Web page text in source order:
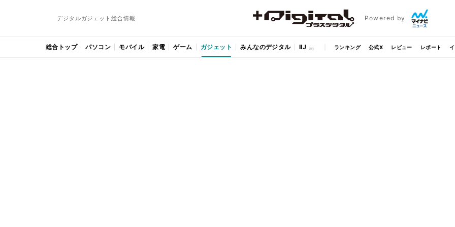
デジタルガジェット総合情報 Powered by
総合トップ パソコン モバイル 家電 ゲーム ガジェット みんなのデジタル IIJ ランキング 公式X レビュー レポート